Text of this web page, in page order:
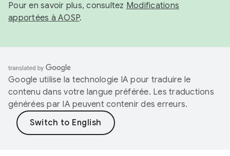
Pour en savoir plus, consultez Modifications
apportées à AOSP.
Google utilise la technologie IA pour traduire le
contenu dans votre langue préférée. Les traductions
générées par IA peuvent contenir des erreurs.